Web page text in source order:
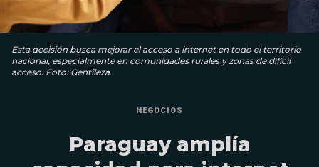
Esta decisión busca mejorar el acceso a internet en todo el territorio
nacional, especialmente en comunidades rurales y zonas de difícil
acceso. Foto: Gentileza
NEGOCIOS
Paraguay amplía